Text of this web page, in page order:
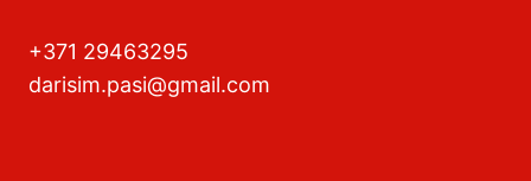
+371 29463295
darisim.pasi@gmail.com